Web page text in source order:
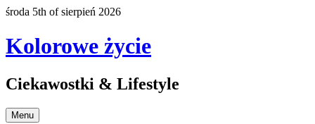
środa 5th of sierpień 2026
Kolorowe życie
Ciekawostki & Lifestyle
Menu